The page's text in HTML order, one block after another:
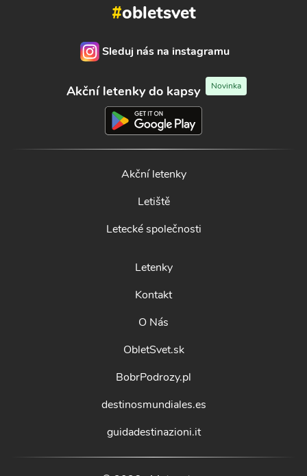
#obletsvet
Sleduj nás na instagramu
Akční letenky do kapsy Novinka
Akční letenky
Letiště
Letecké společnosti
Letenky
Kontakt
O Nás
ObletSvet.sk
BobrPodrozy.pl
destinosmundiales.es
guidadestinazioni.it